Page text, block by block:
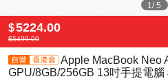
1/5
$5224.00
$5499.00
Apple MacBook Neo
GPU/8GB/256GB 13吋手提電腦